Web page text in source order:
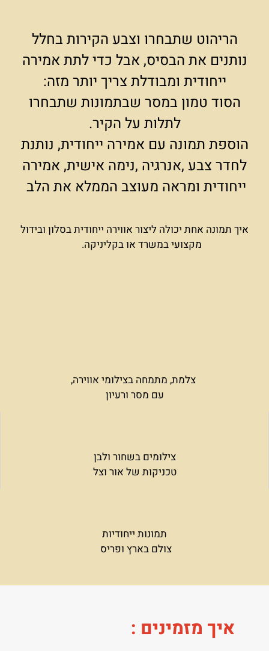
הריהוט שתבחרו וצבע הקירות בחלל
נותנים את הבסיס, אבל כדי לתת אמירה
ייחודית ומבודלת צריך יותר מזה:
הסוד טמון במסר שבתמונות שתבחרו
לתלות על הקיר.
הוספת תמונה עם אמירה ייחודית, נותנת
לחדר צבע ,אנרגיה ,נימה אישית, אמירה
ייחודית ומראה מעוצב הממלא את הלב
איך תמונה אחת יכולה ליצור אווירה ייחודית בסלון ובידול
מקצועי במשרד או בקליניקה.
צלמת, מתמחה בצילומי אווירה,
עם מסר ורעיון
צילומים בשחור ולבן
טכניקות של אור וצל
תמונות ייחודיות
צולם בארץ ופריס
איך מזמינים :